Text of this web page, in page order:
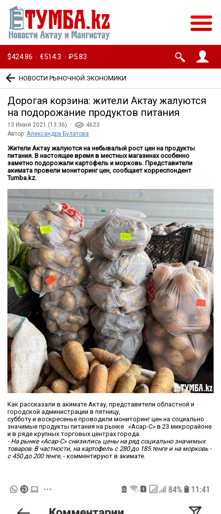
$424.86 · €514.3 · ₽5.83
НОВОСТИ РЫНОЧНОЙ ЭКОНОМИКИ
Дорогая корзина: жители Актау жалуются
на подорожание продуктов питания
13 Июня 2021 (13:36) ·
4623
Автор: Александра Булатова
Жители Актау жалуются на небывалый рост цен на продукты
питания. В настоящее время в местных магазинах особенно
заметно подорожали картофель и морковь. Представители
акимата провели мониторинг цен, сообщает корреспондент
Tumba.kz.
Как рассказали в акимате Актау, представители областной и
городской администрации в пятницу,
субботу и воскресенье проводили мониторинг цен на социально
значимые продукты питания на рынке «Асар-С» в 23 микрорайоне
и в ряде крупных торговых центрах города.
- На рынке «Асар-С» снизились цены на ряд социально значимых
товаров. В частности, на картофель с 280 до 185 тенге и на морковь -
с 450 до 200 тенге, - комментируют в акимате.